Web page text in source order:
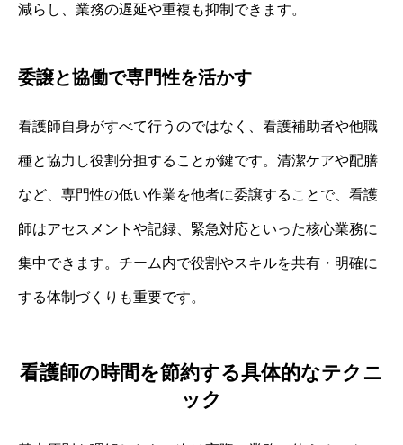
減らし、業務の遅延や重複も抑制できます。
委譲と協働で専門性を活かす
看護師自身がすべて行うのではなく、看護補助者や他職
種と協力し役割分担することが鍵です。清潔ケアや配膳
など、専門性の低い作業を他者に委譲することで、看護
師はアセスメントや記録、緊急対応といった核心業務に
集中できます。チーム内で役割やスキルを共有・明確に
する体制づくりも重要です。
看護師の時間を節約する具体的なテクニ
ック